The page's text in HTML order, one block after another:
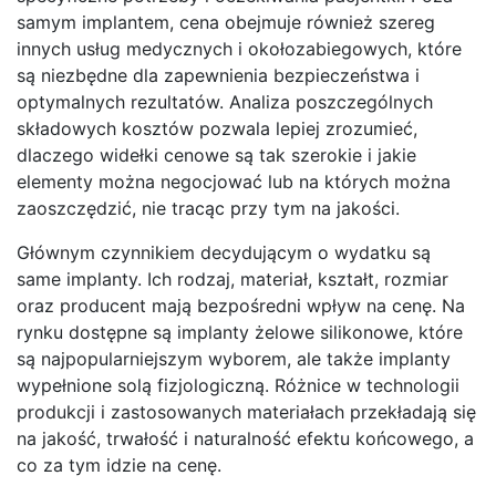
samym implantem, cena obejmuje również szereg
innych usług medycznych i okołozabiegowych, które
są niezbędne dla zapewnienia bezpieczeństwa i
optymalnych rezultatów. Analiza poszczególnych
składowych kosztów pozwala lepiej zrozumieć,
dlaczego widełki cenowe są tak szerokie i jakie
elementy można negocjować lub na których można
zaoszczędzić, nie tracąc przy tym na jakości.
Głównym czynnikiem decydującym o wydatku są
same implanty. Ich rodzaj, materiał, kształt, rozmiar
oraz producent mają bezpośredni wpływ na cenę. Na
rynku dostępne są implanty żelowe silikonowe, które
są najpopularniejszym wyborem, ale także implanty
wypełnione solą fizjologiczną. Różnice w technologii
produkcji i zastosowanych materiałach przekładają się
na jakość, trwałość i naturalność efektu końcowego, a
co za tym idzie na cenę.